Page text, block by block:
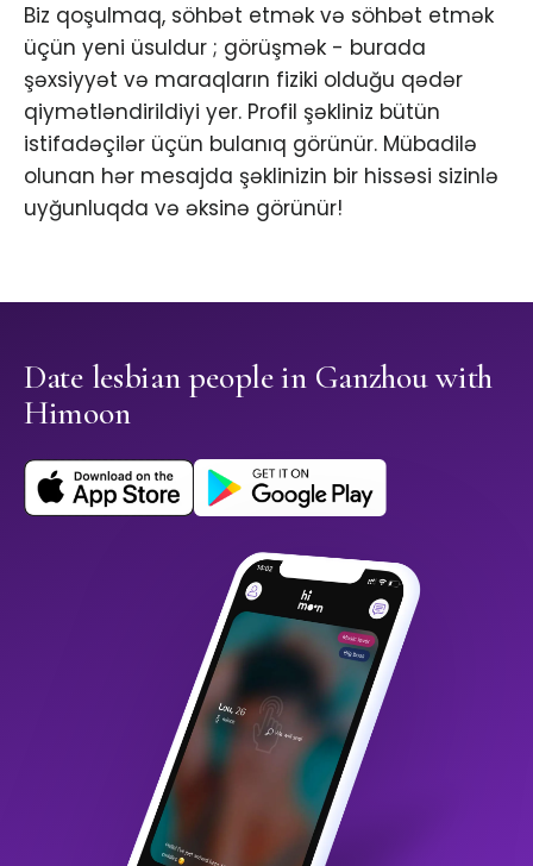
Biz qoşulmaq, söhbət etmək və söhbət etmək
üçün yeni üsuldur ; görüşmək - burada
şəxsiyyət və maraqların fiziki olduğu qədər
qiymətləndirildiyi yer. Profil şəkliniz bütün
istifadəçilər üçün bulanıq görünür. Mübadilə
olunan hər mesajda şəklinizin bir hissəsi sizinlə
uyğunluqda və əksinə görünür!
Date lesbian people in Ganzhou with
Himoon